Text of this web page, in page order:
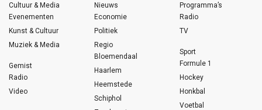
Cultuur & Media
Evenementen
Kunst & Cultuur
Muziek & Media
Gemist
Radio
Video
Nieuws
Economie
Politiek
Regio
Bloemendaal
Haarlem
Heemstede
Schiphol
Programma’s
Radio
TV
Sport
Formule 1
Hockey
Honkbal
Voetbal